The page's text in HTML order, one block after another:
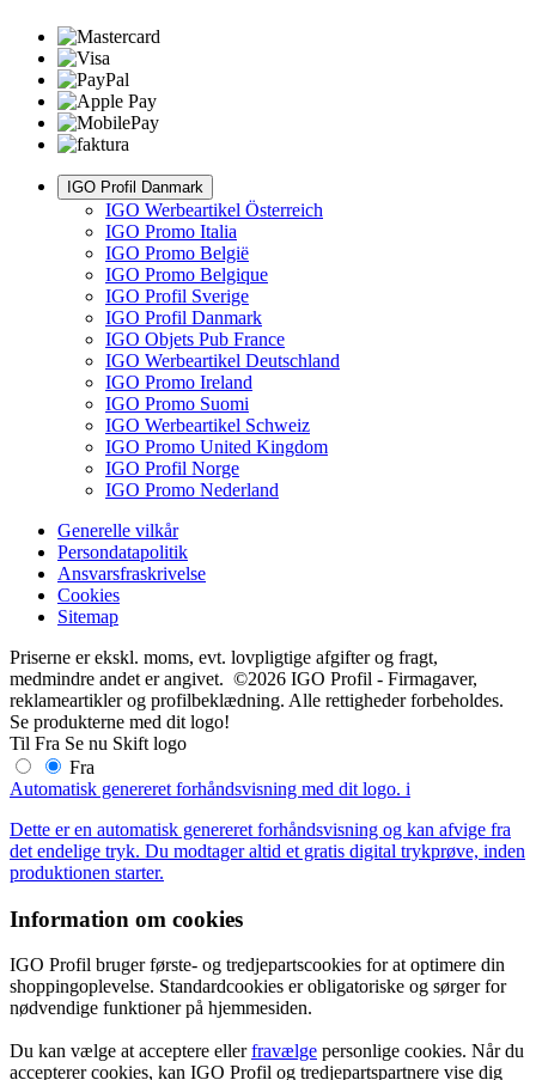
IGO Profil Danmark
IGO Werbeartikel Österreich
IGO Promo Italia
IGO Promo België
IGO Promo Belgique
IGO Profil Sverige
IGO Profil Danmark
IGO Objets Pub France
IGO Werbeartikel Deutschland
IGO Promo Ireland
IGO Promo Suomi
IGO Werbeartikel Schweiz
IGO Promo United Kingdom
IGO Profil Norge
IGO Promo Nederland
Generelle vilkår
Persondatapolitik
Ansvarsfraskrivelse
Cookies
Sitemap
Priserne er ekskl. moms, evt. lovpligtige afgifter og fragt,
medmindre andet er angivet. ©2026 IGO Profil - Firmagaver,
reklameartikler og profilbeklædning. Alle rettigheder forbeholdes.
Se produkterne med dit logo!
Til Fra Se nu Skift logo
Fra
Automatisk genereret forhåndsvisning med dit logo. i
Dette er en automatisk genereret forhåndsvisning og kan afvige fra
det endelige tryk. Du modtager altid et gratis digital trykprøve, inden
produktionen starter.
Information om cookies
IGO Profil bruger første- og tredjepartscookies for at optimere din
shoppingoplevelse. Standardcookies er obligatoriske og sørger for
nødvendige funktioner på hjemmesiden.
Du kan vælge at acceptere ellerfravælge personlige cookies. Når du
accepterer cookies, kan IGO Profil og tredjepartspartnere vise dig